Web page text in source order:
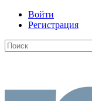
Войти
Регистрация